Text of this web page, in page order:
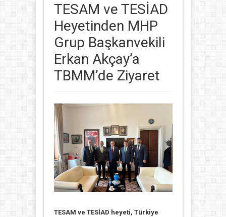
TESAM ve TESİAD
Heyetinden MHP
Grup Başkanvekili
Erkan Akçay’a
TBMM’de Ziyaret
TESAM ve TESİAD heyeti, Türkiye